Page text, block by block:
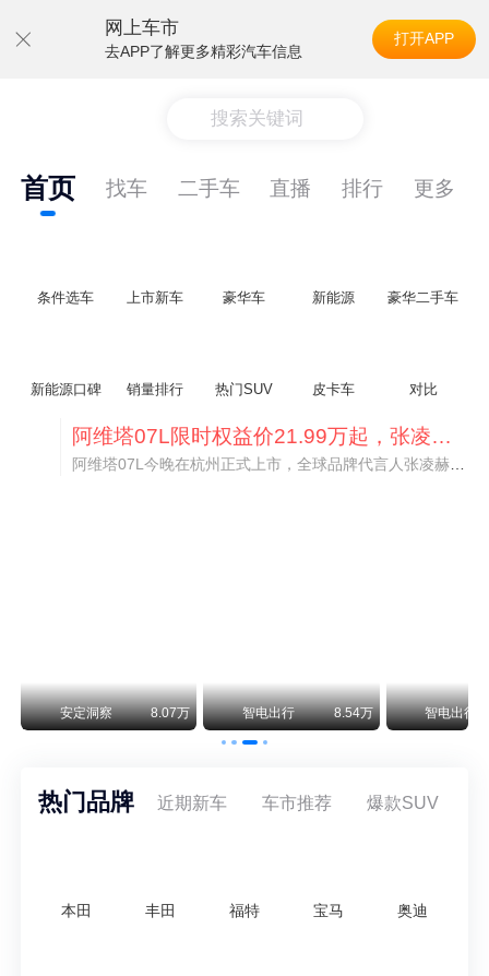
网上车市
去APP了解更多精彩汽车信息
打开APP
搜索关键词
首页 找车 二手车 直播 排行 更多
条件选车 上市新车 豪华车 新能源 豪华二手车
新能源口碑 销量排行 热门SUV 皮卡车 对比
阿维塔07L限时权益价21.99万起，张凌赫成首位车主
阿维塔07L今晚在杭州正式上市，全球品牌代言人张凌赫现场提车，成为这台车的第一位主人。三个版本：Elite纯电版22.99万，Max+后驱纯电版24.99万，Ultra三电机四驱版27.99万。
安定洞察 8.07万 智电出行 8.54万 智电出行
热门品牌 近期新车 车市推荐 爆款SUV
本田 丰田 福特 宝马 奥迪